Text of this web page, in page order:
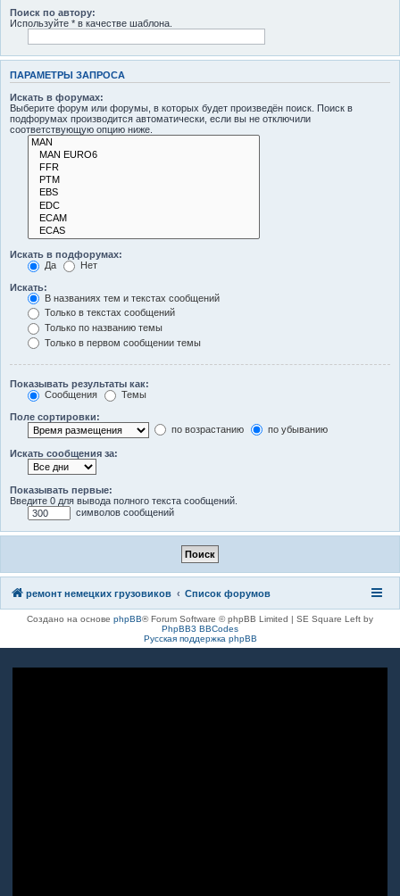
Поиск по автору:
Используйте * в качестве шаблона.
ПАРАМЕТРЫ ЗАПРОСА
Искать в форумах:
Выберите форум или форумы, в которых будет произведён поиск. Поиск в
подфорумах производится автоматически, если вы не отключили
соответствующую опцию ниже.
Искать в подфорумах:
Да
Нет
Искать:
В названиях тем и текстах сообщений
Только в текстах сообщений
Только по названию темы
Только в первом сообщении темы
Показывать результаты как:
Сообщения
Темы
Поле сортировки:
по возрастанию
по убыванию
Искать сообщения за:
Показывать первые:
Введите 0 для вывода полного текста сообщений.
символов сообщений
ремонт немецких грузовиков Список форумов
Создано на основе phpBB® Forum Software © phpBB Limited | SE Square Left by
PhpBB3 BBCodes
Русская поддержка phpBB